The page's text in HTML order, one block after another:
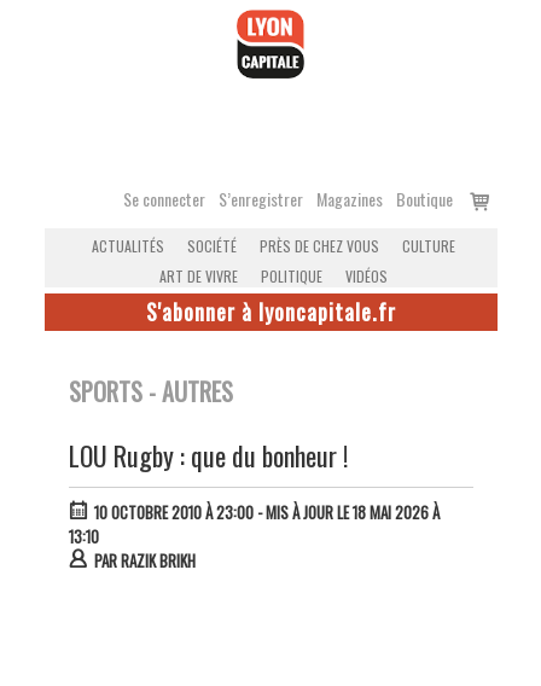
Se connecter S’enregistrer Magazines Boutique
Voir
ACTUALITÉS SOCIÉTÉ PRÈS DE CHEZ VOUS
CULTURE
ART DE VIVRE
POLITIQUE VIDÉOS
S'abonner à lyoncapitale.fr
SPORTS - AUTRES
LOU Rugby : que du bonheur !
10 OCTOBRE 2010 À 23:00- MIS À JOUR LE 18 MAI 2026 À
13:10
PARRAZIK BRIKH